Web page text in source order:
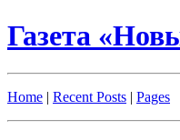
Газета
Home | Recent Posts | Pages